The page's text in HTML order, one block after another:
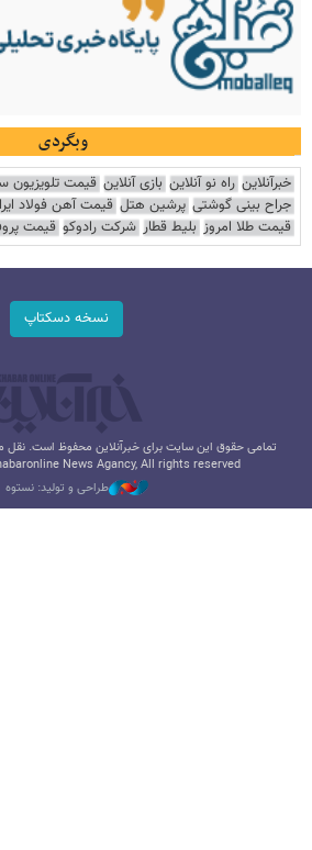
وبگردی
خبرآنلاین راه نو آنلاین بازی آنلاین قیمت تلویزیون
جراح بینی گوشتی پرشین هتل قیمت آهن فولاد
قیمت طلا امروز بلیط قطار شرکت رادوکو قیمت
نسخه دسکتاپ
تمامی حقوق این سایت برای خبرآنلاین محفوظ است. نقل
News Agancy, All rights reserved
طراحی و تولید: نستوه